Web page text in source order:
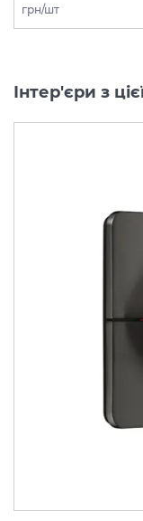
грн/шт
Інтер'єри з
Перемикач
ShowerSelect